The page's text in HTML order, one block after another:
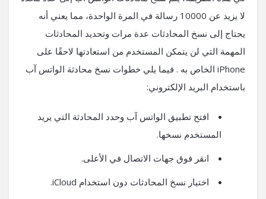
لا يزيد عن 10000 رسالة في المرة الواحدة، مما يعني أنه
يحتاج إلى نسخ المحادثات عدة مرات وتحديد المحادثات
المهمة التي لن يتمكن المستخدم من استعادتها لاحقًا على
iPhone الخاص به . فيما يلي خطوات نسخ محادثة الواتس آب
باستخدام البريد الإلكتروني:
افتح تطبيق الواتس آب وحدد المحادثة التي يريد
المستخدم نسخها.
انقر فوق جهات الاتصال في الأعلى.
اختيار نسخ المحادثات دون استخدام iCloud.